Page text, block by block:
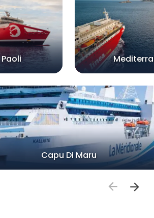
Capu Di Maru